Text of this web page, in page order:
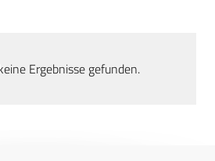
Ergebnisse gefunden.